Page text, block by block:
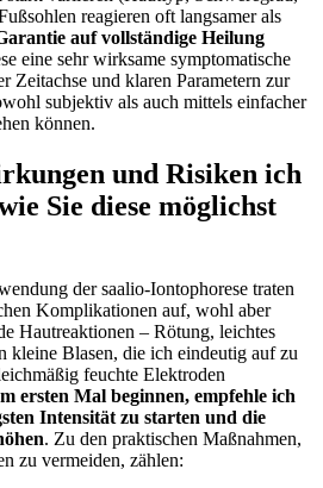
reagieren oft langsamer als
auf vollständige Heilung
eine sehr⁤ wirksame ⁣symptomatische‌
Zeitachse und klaren Parametern ⁣zur
subjektiv als auch​ mittels einfacher
können.
und Risiken ich
Sie diese möglichst
‍der saalio-Iontophorese traten⁣
Komplikationen⁣ auf, wohl aber
Hautreaktionen – Rötung,⁤ leichtes
kleine⁤ Blasen, die‌ ich eindeutig auf zu‌
feuchte ⁤Elektroden
ersten Mal beginnen, empfehle ich
Intensität zu starten und ‍die
. Zu‌ den praktischen Maßnahmen,
zu vermeiden, zählen: